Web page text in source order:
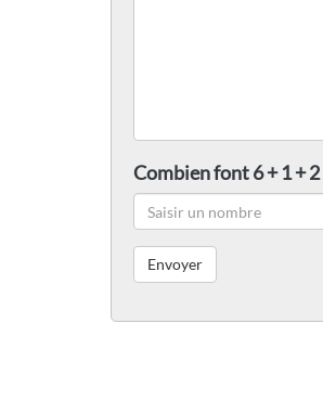
Combien font 6 + 1 + 2